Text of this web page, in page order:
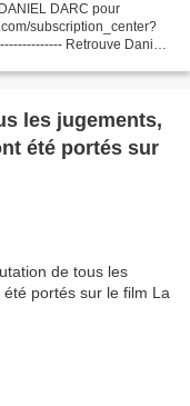
DARC pour
subscription_center?
Retrouve Daniel
les jugements,
été portés sur